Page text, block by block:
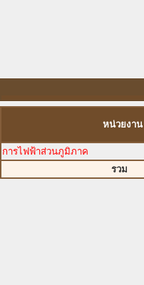
หน่วยงาน
การไฟฟ้าส่วนภูมิภาค
รวม